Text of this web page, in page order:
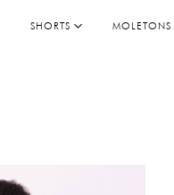
SHORTS MOLETONS